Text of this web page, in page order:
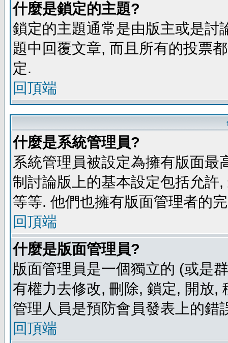
什麼是鎖定的主題?
鎖定的主題通常是由版主或是討
題中回覆文章, 而且所有的投票
定.
回頂端
什麼是系統管理員?
系統管理員被設定為擁有版面最
制討論版上的基本設定包括允許
等等. 他們也擁有版面管理者的
回頂端
什麼是版面管理員?
版面管理員是一個獨立的 (或是
有權力去修改, 刪除, 鎖定, 開放,
管理人員是預防會員發表上的錯
回頂端